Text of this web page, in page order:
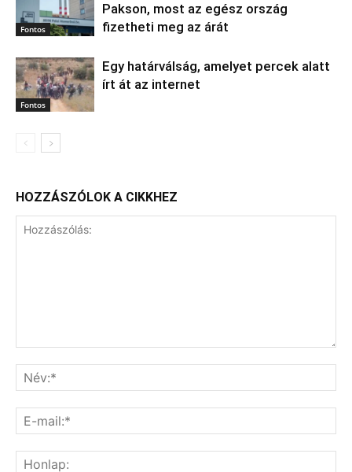
Fontos
Pakson, most az egész ország
fizetheti meg az árát
Fontos
Egy határválság, amelyet percek alatt
írt át az internet
HOZZÁSZÓLOK A CIKKHEZ